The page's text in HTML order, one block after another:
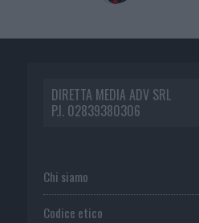
DIRETTA MEDIA ADV SRL
P.I. 02839380306
Chi siamo
Codice etico